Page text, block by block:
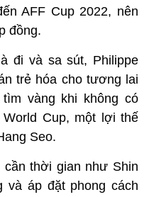
AFF Cup 2022, nên
đồng.
đi và sa sút, Philippe
trẻ hóa cho tương lai
vàng khi không có
Cup, một lợi thế
Seo.
thời gian như Shin
và áp đặt phong cách